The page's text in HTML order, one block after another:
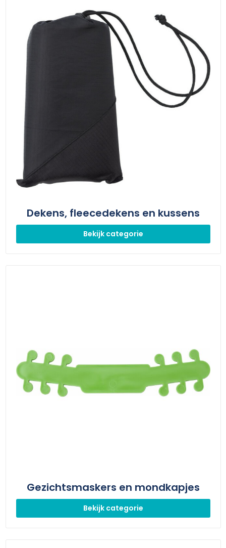
Dekens, fleecedekens en kussens
Bekijk categorie
Gezichtsmaskers en mondkapjes
Bekijk categorie